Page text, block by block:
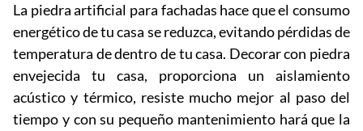
La piedra artificial para fachadas hace que el consumo
energético de tu casa se reduzca, evitando pérdidas de
temperatura de dentro de tu casa. Decorar con piedra
envejecida tu casa, proporciona un aislamiento
acústico y térmico, resiste mucho mejor al paso del
tiempo y con su pequeño mantenimiento hará que la